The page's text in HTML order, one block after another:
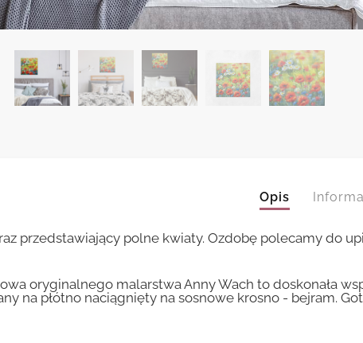
Opis
przedstawiający polne kwiaty. Ozdobę polecamy do
oryginalnego malarstwa Anny Wach to doskonała
na płótno naciągnięty na sosnowe krosno - bejram.